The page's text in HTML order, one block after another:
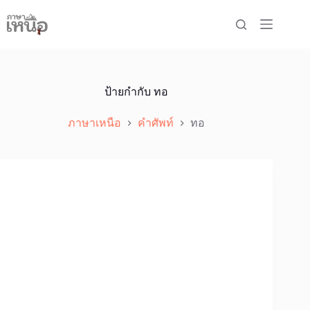
to
content
ป้ายกำกับ ทอ
ภาษาเหนือ คำศัพท์ ทอ